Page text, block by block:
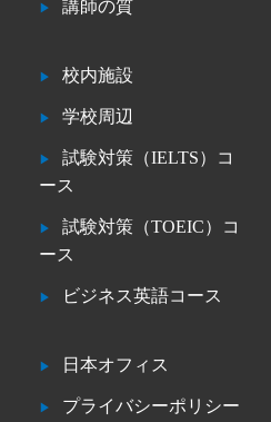
講師の質
校内施設
学校周辺
試験対策（IELTS）コ
ース
試験対策（TOEIC）コ
ース
ビジネス英語コース
日本オフィス
プライバシーポリシー